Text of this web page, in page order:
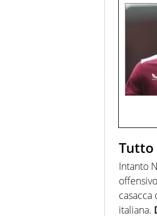
Tutto
Intanto
casacca
italiana.